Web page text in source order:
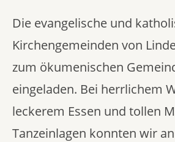
Die evangelische und
Kirchengemeinden von
zum ökumenischen
eingeladen. Bei herrlichem
leckerem Essen und tollen
Tanzeinlagen konnten wir